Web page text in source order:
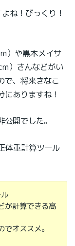
ね！びっくり！
）や黒木メイサ
）さんなどがい
で、将来きなこ
ありますね！
開でした。
体重計算ツール
が計算できる高
オススメ。